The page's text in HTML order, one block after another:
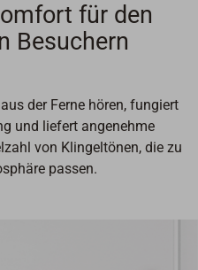
für den
Besuchern
der Ferne hören, fungiert
und liefert angenehme
von Klingeltönen, die zu
passen.